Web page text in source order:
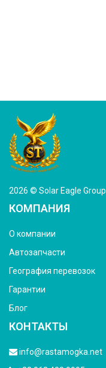
2026 © Solar Eagle Group
КОМПАНИЯ
О компании
Автозапчасти
География перевозок
Гарантии
Блог
КОНТАКТЫ
info@rastamogka.net